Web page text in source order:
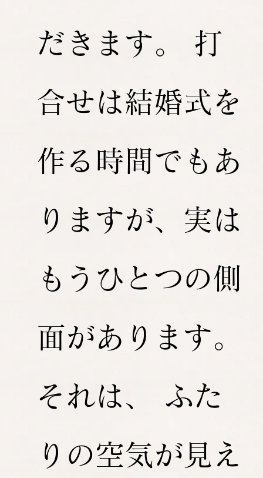
だきます。 打
合せは結婚式を
作る時間でもあ
りますが、実は
もうひとつの側
面があります。
それは、 ふた
りの空気が見え